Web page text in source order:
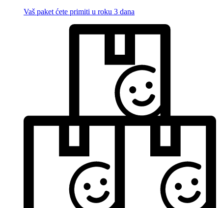
Vaš paket ćete primiti u roku 3 dana